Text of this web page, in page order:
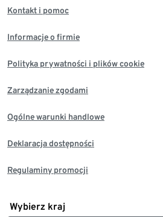
Kontakt i pomoc
Informacje o firmie
Polityka prywatności i plików cookie
Zarządzanie zgodami
Ogólne warunki handlowe
Deklaracja dostępności
Regulaminy promocji
Wybierz kraj